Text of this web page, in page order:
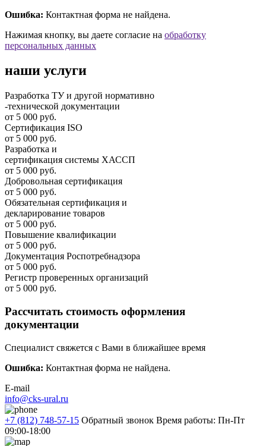
Ошибка: Контактная форма не найдена.
Нажимая кнопку, вы даете согласие на обработку
персональных данных
наши услуги
Разработка ТУ и другой нормативно
-технической документации
от 5 000 руб.
Сертификация ISO
от 5 000 руб.
Разработка и
cертификация системы ХАССП
от 5 000 руб.
Добровольная сертификация
от 5 000 руб.
Обязательная сертификация и
декларирование товаров
от 5 000 руб.
Повышение квалификации
от 5 000 руб.
Документация Роспотребнадзора
от 5 000 руб.
Регистр проверенных организаций
от 5 000 руб.
Рассчитать стоимость оформления
документации
Специалист свяжется с Вами в ближайшее время
Ошибка: Контактная форма не найдена.
E-mail
info@cks-ural.ru
+7 (812) 748-57-15 Обратный звонок Время работы: Пн-Пт
09:00-18:00